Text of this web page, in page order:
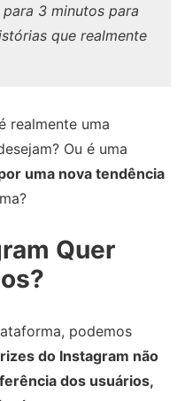
3 minutos para
que realmente
realmente uma
Ou é uma
uma nova tendência
Quer
podemos
do Instagram não
dos usuários,